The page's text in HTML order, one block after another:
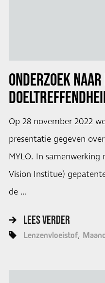
ONDERZOEK
Op 28 november 2022
presentatie gegeven
MYLO. In samenwerking
Vision Institue)
de …
LEES VERDER
Lenzenvloeistof